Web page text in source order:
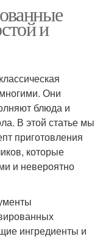
и
Они
блюда и
В этой статье мы
приготовления
которые
и невероятно
ингредиенты и